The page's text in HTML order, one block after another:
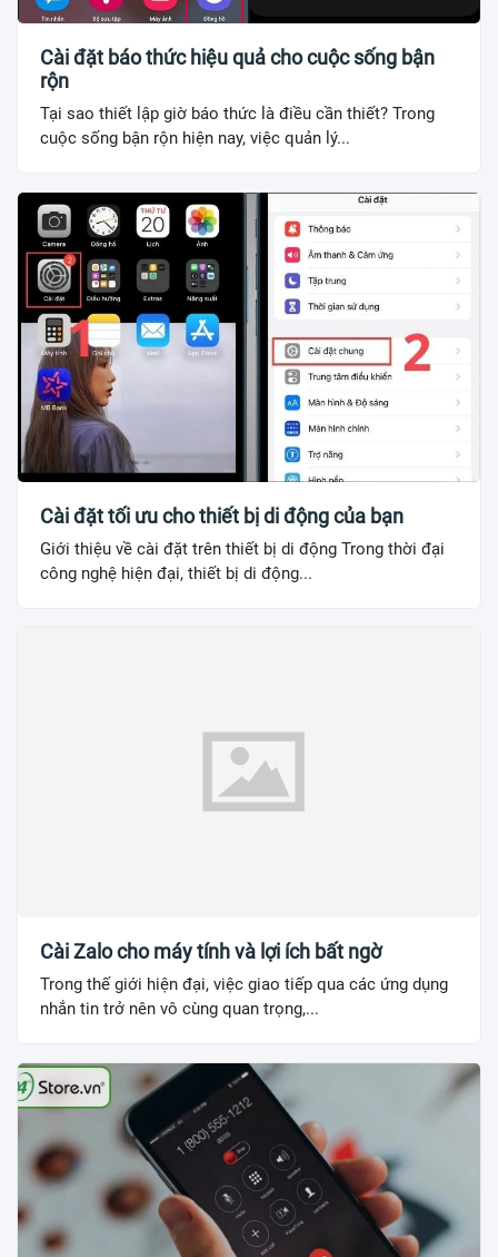
Cài đặt báo thức hiệu quả cho cuộc sống bận
rộn
Tại sao thiết lập giờ báo thức là điều cần thiết? Trong
cuộc sống bận rộn hiện nay, việc quản lý...
Cài đặt tối ưu cho thiết bị di động của bạn
Giới thiệu về cài đặt trên thiết bị di động Trong thời đại
công nghệ hiện đại, thiết bị di động...
Cài Zalo cho máy tính và lợi ích bất ngờ
Trong thế giới hiện đại, việc giao tiếp qua các ứng dụng
nhắn tin trở nên vô cùng quan trọng,...